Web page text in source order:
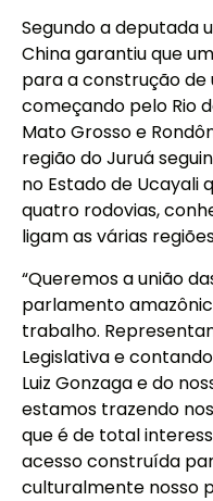
Segundo a deputada
China garantiu que
para a construção de
começando pelo Rio
Mato Grosso e
região do Juruá
no Estado de
quatro rodovias,
ligam as várias
“Queremos a união
parlamento
trabalho.
Legislativa e
Luiz Gonzaga e do
estamos trazendo
que é de total
acesso construída
culturalmente nosso